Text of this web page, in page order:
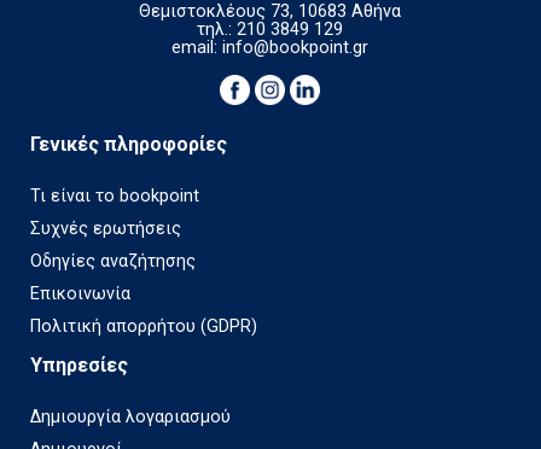
Θεμιστοκλέους 73, 10683 Αθήνα
τηλ.: 210 3849 129
email:info@bookpoint.gr
Γενικές πληροφορίες
Τι είναι το bookpoint
Συχνές ερωτήσεις
Οδηγίες αναζήτησης
Επικοινωνία
Πολιτική απορρήτου (GDPR)
Υπηρεσίες
Δημιουργία λογαριασμού